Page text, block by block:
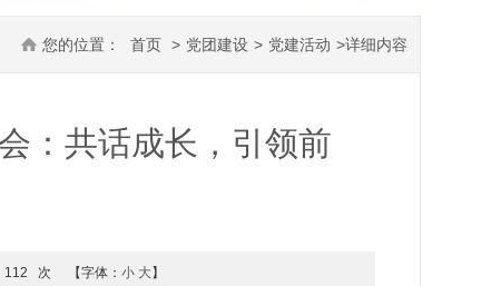
您的位置： 首页 > 党团建设 > 党建活动 >详细内容
：共话成长，引领前
112 次 【字体： 小 大】